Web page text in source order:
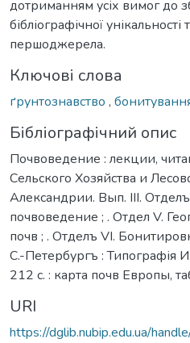
дотриманням усіх вимог до
бібліографічної унікальності
першоджерела.
Ключові слова
ґрунтознавство ,
Бібліографічний опис
Почвоведение : лекции,
Сельского Хозяйства и
Александрии. Вып. ІІІ.
почвоведение ; . Отдел V.
почв ; . Отделъ VІ.
С.-Петербургъ : Типографія
212 с. : карта почв Европы,
URI
https://dglib.nubip.edu.ua/